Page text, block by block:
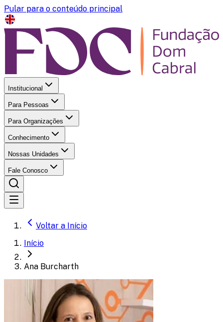
Pular para o conteúdo principal
Institucional
Para Pessoas
Para Organizações
Conhecimento
Nossas Unidades
Fale Conosco
Voltar a Início
Início
Ana Burcharth